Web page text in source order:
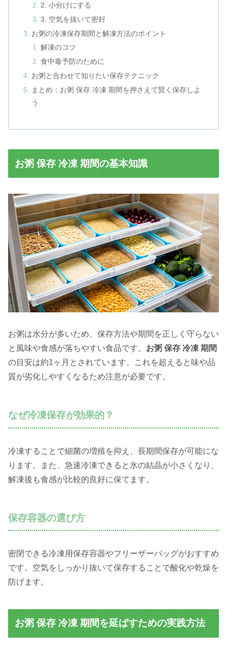
2. 小分けにする
3. 空気を抜いて密封
お粥の冷凍保存期間と解凍方法のポイント
解凍のコツ
食中毒予防のために
お粥と合わせて知りたい保存テクニック
まとめ：お粥 保存 冷凍 期間を押さえて賢く保存しよ
う
お粥 保存 冷凍 期間の基本知識
お粥は水分が多いため、保存方法や期間を正しく守らない
と風味や食感が落ちやすい食品です。 お粥 保存 冷凍 期間
の目安は約1ヶ月とされています。これを超えると味や品
質が劣化しやすくなるため注意が必要です。
なぜ冷凍保存が効果的？
冷凍することで細菌の増殖を抑え、長期間保存が可能にな
ります。また、急速冷凍できると氷の結晶が小さくなり、
解凍後も食感が比較的良好に保てます。
保存容器の選び方
密閉できる冷凍用保存容器やフリーザーバッグがおすすめ
です。空気をしっかり抜いて保存することで酸化や乾燥を
防げます。
お粥 保存 冷凍 期間を延ばすための実践方法